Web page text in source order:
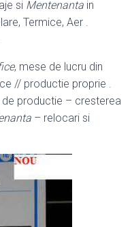
si Mentenanta in
Termice, Aer .
, mese de lucru din
// productie proprie .
productie – cresterea
– relocari si